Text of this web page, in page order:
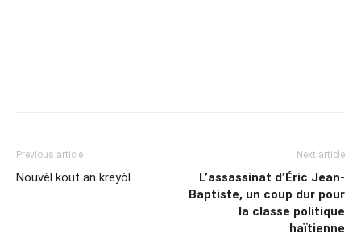
Previous article
Nouvèl kout an kreyòl
Next article
L’assassinat d’Éric Jean-
Baptiste, un coup dur pour
la classe politique
haïtienne